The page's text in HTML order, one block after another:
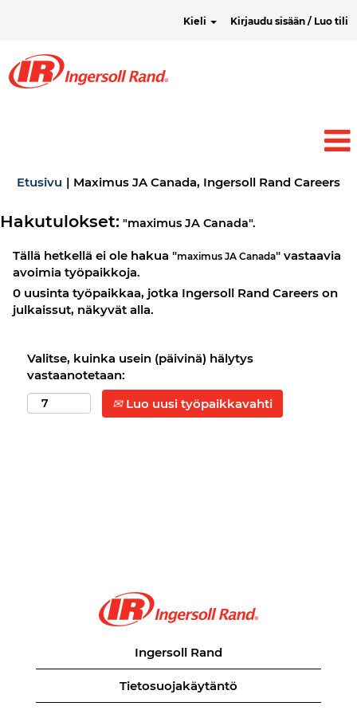
Kieli Kirjaudu sisään / Luo tili
Etusivu | Maximus JA Canada, Ingersoll Rand Careers
Hakutulokset: "maximus JA Canada".
Tällä hetkellä ei ole hakua "maximus JA Canada" vastaavia
avoimia työpaikkoja.
0 uusinta työpaikkaa, jotka Ingersoll Rand Careers on
julkaissut, näkyvät alla.
Valitse, kuinka usein (päivinä) hälytys
vastaanotetaan:
Luo uusi työpaikkavahti
Ingersoll Rand
Tietosuojakäytäntö